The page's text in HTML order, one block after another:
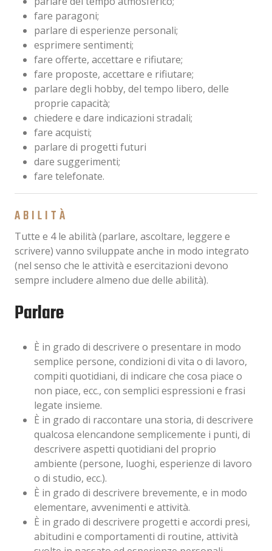
fare paragoni;
parlare di esperienze personali;
esprimere sentimenti;
fare offerte, accettare e rifiutare;
fare proposte, accettare e rifiutare;
parlare degli hobby, del tempo libero, delle
proprie capacità;
chiedere e dare indicazioni stradali;
fare acquisti;
parlare di progetti futuri
dare suggerimenti;
fare telefonate.
ABILITÀ
Tutte e 4 le abilità (parlare, ascoltare, leggere e
scrivere) vanno sviluppate anche in modo integrato
(nel senso che le attività e esercitazioni devono
sempre includere almeno due delle abilità).
Parlare
È in grado di descrivere o presentare in modo
semplice persone, condizioni di vita o di lavoro,
compiti quotidiani, di indicare che cosa piace o
non piace, ecc., con semplici espressioni e frasi
legate insieme.
È in grado di raccontare una storia, di descrivere
qualcosa elencandone semplicemente i punti, di
descrivere aspetti quotidiani del proprio
ambiente (persone, luoghi, esperienze di lavoro
o di studio, ecc.).
È in grado di descrivere brevemente, e in modo
elementare, avvenimenti e attività.
È in grado di descrivere progetti e accordi presi,
abitudini e comportamenti di routine, attività